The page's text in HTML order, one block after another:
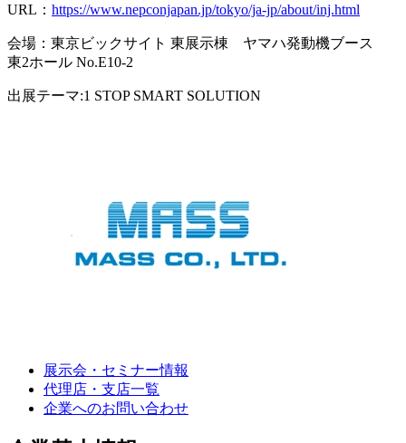
URL： https://www.nepconjapan.jp/tokyo/ja-jp/about/inj.html
会場：東京ビックサイト 東展示棟 ヤマハ発動機ブース
東2ホール No.E10-2
出展テーマ:1 STOP SMART SOLUTION
展示会・セミナー情報
代理店・支店一覧
企業へのお問い合わせ